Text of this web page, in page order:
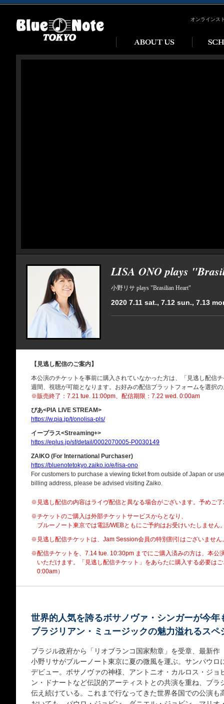
オンラインス
LISA ONO plays
小野リサ plays "Brasilian Heart"
2020 7.11 sat., 7.12 sun., 7.13
【見逃し配信のご案内】
本公演のチケットを事前に購入されていなかった方は、「見逃し配信
週間、視聴が可能となります。お好みの配信プラットフォームを選択
※販売終了：7.21 tue. 11:00pm、配信期限：7.22 wed. 0:00am
ぴあ<PIA LIVE STREAM>
https://w.pia.jp/t/onolisa-pls/
イープラス<Streaming+>
https://eplus.jp/sf/detail/0002070005-P0030149
ZAIKO (For International Purchaser)
https://bluenotetokyo.zaiko.io/e/lisa-ono
For customers to purchase a viewing ticket from outside of Japan or
billing address, please be advised visiting Zaiko.
※見逃し配信の内容はライヴ配信と異なる場合がございます。予めご
※チケットのご購入は外部チケットサービスからとなり、
ブルーノート東京では電話/WEBともにご予約はお受けいたしません
※見逃し配信チケットは、Jam Session会員の特別割引はございません
※配信チケットを、7.14 tue. 10:30pm までにご購入済みの方は、本公
いただけます。「見逃し配信チケット」をあらたに購入する必要は
0:00am）
世界的人気を誇るボサノヴァ・シンガーが今年
ブラジリアン・ミュージックの魅力溢れるスペ
ブラジル政府から「リオブランコ国家勲章」を受章、最新
小野リサがブルーノート東京に夏の微風を運ぶ。サンパウロ
デビュー。ボサノヴァの神様、アントニオ・カルロス・ジ
ン・ドナートなど伝説的アーティストとの共演を重ね、ブ
伝え続けている。これまで行なってきた世界各国での公演